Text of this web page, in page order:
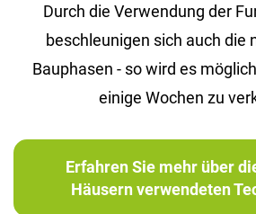
Durch die Verwendung der
beschleunigen sich auch die
Bauphasen - so wird es
einige Wochen zu
Erfahren Sie mehr über
Häusern verwendeten